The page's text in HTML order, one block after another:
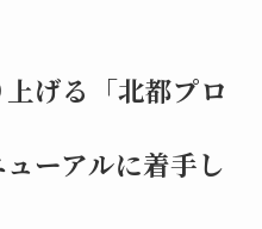
げる「北都プロ
ーアルに着手し